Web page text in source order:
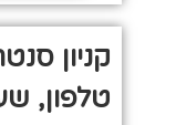
טלפון,